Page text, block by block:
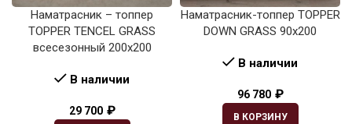
Наматрасник – топпер
TOPPER TENCEL GRASS
всесезонный 200х200
В наличии
29 700 ₽
Наматрасник-топпер TOPPER
DOWN GRASS 90х200
В наличии
96 780 ₽
В КОРЗИНУ